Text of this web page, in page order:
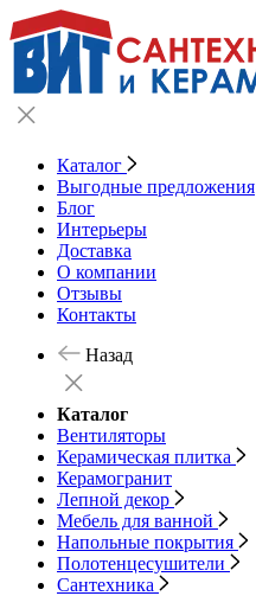
Каталог
Выгодные предложения
Блог
Интерьеры
Доставка
О компании
Отзывы
Контакты
Назад
Каталог
Вентиляторы
Керамическая плитка
Керамогранит
Лепной декор
Мебель для ванной
Напольные покрытия
Полотенцесушители
Сантехника